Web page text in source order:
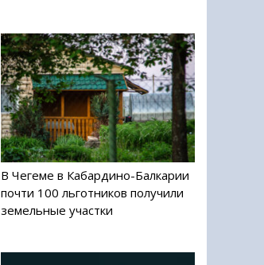
В Чегеме в Кабардино-Балкарии
почти 100 льготников получили
земельные участки